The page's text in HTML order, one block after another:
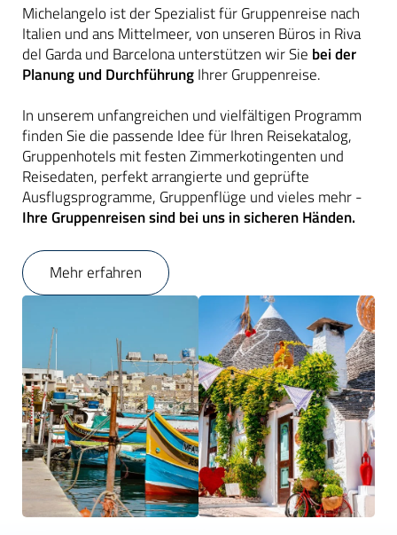
Michelangelo ist der Spezialist für Gruppenreise nach
Italien und ans Mittelmeer, von unseren Büros in Riva
del Garda und Barcelona unterstützen wir Sie bei der
Planung und DurchführungIhrer Gruppenreise.
In unserem unfangreichen und vielfältigen Programm
finden Sie die passende Idee für Ihren Reisekatalog,
Gruppenhotels mit festen Zimmerkotingenten und
Reisedaten, perfekt arrangierte und geprüfte
Ausflugsprogramme, Gruppenflüge und vieles mehr -
Ihre Gruppenreisen sind bei uns in sicheren Händen.
Mehr erfahren